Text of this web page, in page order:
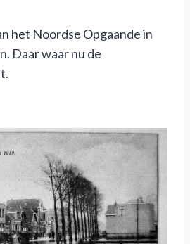
het Noordse Opgaande in
Daar waar nu de